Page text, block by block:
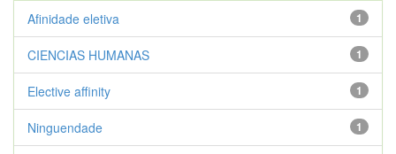
1
Afinidade eletiva
1
CIENCIAS HUMANAS
1
Elective affinity
1
Ninguendade